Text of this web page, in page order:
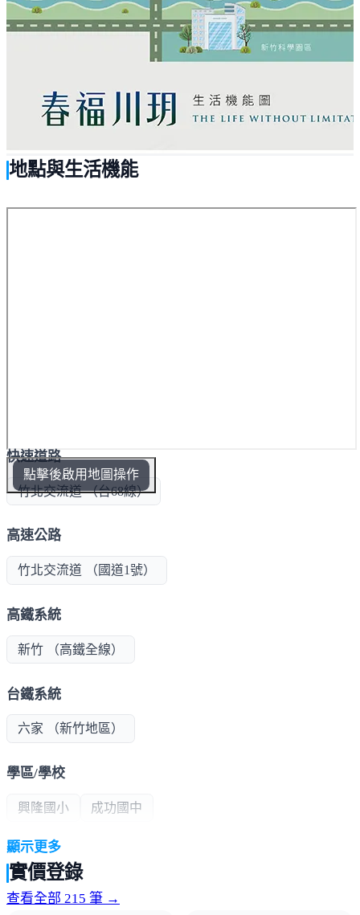
地點與生活機能
點擊後啟用地圖操作
快速道路
竹北交流道 （台68線）
高速公路
竹北交流道 （國道1號）
高鐵系統
新竹 （高鐵全線）
台鐵系統
六家 （新竹地區）
學區/學校
興隆國小 成功國中
公共建設
顯示更多
實價登錄
查看全部 215 筆 →